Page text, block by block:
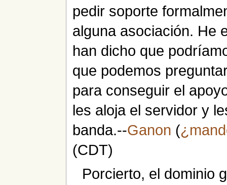
pedir soporte
alguna asociación. He
han dicho que
que podemos
para conseguir el
les aloja el servidor y
banda.--Ganon (
(CDT)
Porcierto, el dominio